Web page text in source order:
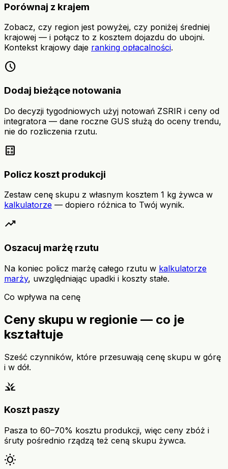
Porównaj z krajem
Zobacz, czy region jest powyżej, czy poniżej średniej
krajowej — i połącz to z kosztem dojazdu do ubojni.
Kontekst krajowy daje ranking opłacalności.
schedule
Dodaj bieżące notowania
Do decyzji tygodniowych użyj notowań ZSRIR i ceny od
integratora — dane roczne GUS służą do oceny trendu,
nie do rozliczenia rzutu.
calculate
Policz koszt produkcji
Zestaw cenę skupu z własnym kosztem 1 kg żywca w
kalkulatorze — dopiero różnica to Twój wynik.
trending_up
Oszacuj marżę rzutu
Na koniec policz marżę całego rzutu w kalkulatorze
marży, uwzględniając upadki i koszty stałe.
Co wpływa na cenę
Ceny skupu w regionie — co je
kształtuje
Sześć czynników, które przesuwają cenę skupu w górę
i w dół.
grass
Koszt paszy
Pasza to 60–70% kosztu produkcji, więc ceny zbóż i
śruty pośrednio rządzą też ceną skupu żywca.
wb_sunny